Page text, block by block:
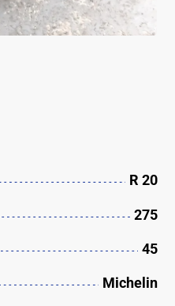
R 20
275
45
Michelin